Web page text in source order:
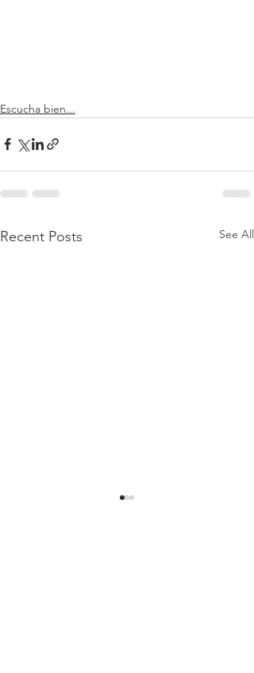
Escucha bien...
Recent Posts See All